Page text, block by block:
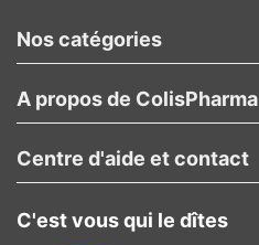
Nos catégories
A propos de ColisPharma
C'est vous qui le dîtes
Centre d'aide et contact